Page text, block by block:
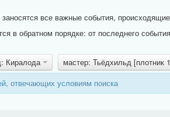
все важные события,
в обратном порядке: от последнего
Киралода
мастер: Тьёдхильд [плотник
отвечающих условиям поиска